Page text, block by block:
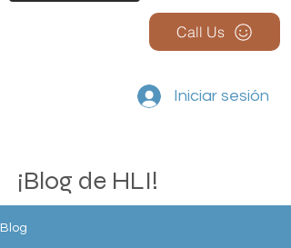
Call Us
Iniciar sesión
¡Blog de HLI!
Blog